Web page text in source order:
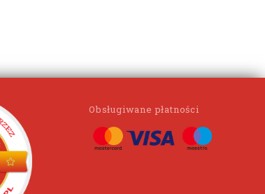
Obsługiwane płatności